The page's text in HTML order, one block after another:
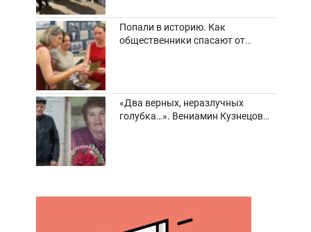
Попали в историю. Как
общественники спасают от
«Два верных, неразлучных
голубка…». Вениамин Кузнецов